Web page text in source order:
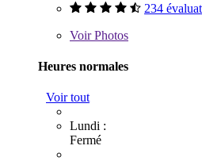
234
VoirPhotos
Heures normales
Voir tout
Lundi :
Fermé